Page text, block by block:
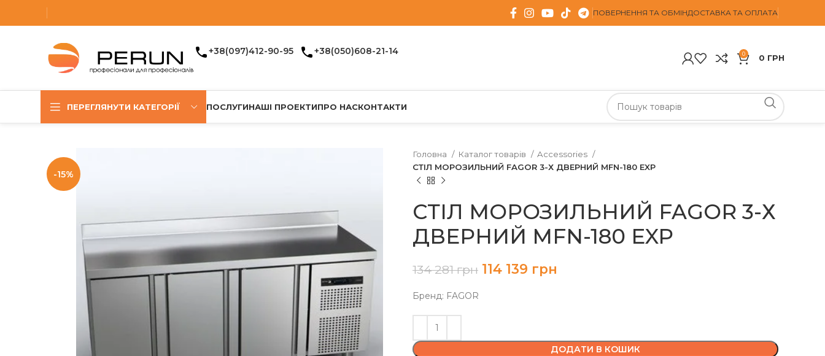
ПОВЕРНЕННЯ ТА ОБМІНДОСТАВКА ТА ОПЛАТА
+38(097)412-90-95 +38(050)608-21-14 0 0 ГРН
ПЕРЕГЛЯНУТИ КАТЕГОРІЇ ПОСЛУГИНАШІ ПРОЕКТИПРО НАСКОНТАКТИ
-15%
Головна Каталог товарів
Accessories
СТІЛ МОРОЗИЛЬНИЙ FAGOR 3-Х ДВЕРНИЙ MFN-180 EXP
СТІЛ МОРОЗИЛЬНИЙ FAGOR 3-Х
ДВЕРНИЙ MFN-180 EXP
134 281грн 114 139 грн
Бренд: FAGOR
ДОДАТИ В КОШИК